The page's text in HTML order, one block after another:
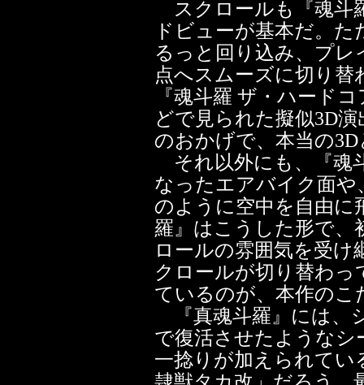
スクロールも『魂斗
ドビューが基本だ。
るっと回り込み、プレ
点へスムーズに切り替
『魂斗羅 ザ・ハード
どで見られた擬似3D
のおかげで、本当の
それ以外にも、『魂
なったエアバイク面
のように空中を自由に
羅』はこうした形で、
ロールの雰囲気を受
クロールが切り替わっ
ているのが、本作のこ
『真魂斗羅』には、
で復活させたような
一捻りが加えられてい